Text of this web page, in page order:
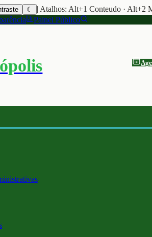
☾
| Atalhos: Alt+1 Conteudo · Alt+2
Painel Público